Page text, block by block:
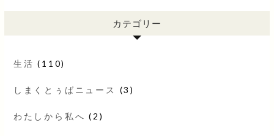
カテゴリー
生活 (110)
しまくとぅばニュース (3)
わたしから私へ (2)